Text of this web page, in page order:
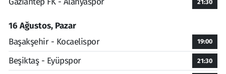
21:30
16 Ağustos, Pazar
Başakşehir - Kocaelispor
19:00
Beşiktaş - Eyüpspor 21:30